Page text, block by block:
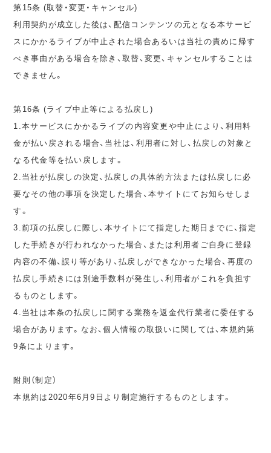
第15条 (取替・変更・キャンセル)
利用契約が成立した後は、配信コンテンツの元となる本サービ
スにかかるライブが中止された場合あるいは当社の責めに帰す
べき事由がある場合を除き、取替、変更、キャンセルすることは
できません。
第16条 (ライブ中止等による払戻し)
1.本サービスにかかるライブの内容変更や中止により、利用料
金が払い戻される場合、当社は、利用者に対し、払戻しの対象と
なる代金等を払い戻します。
2.当社が払戻しの決定、払戻しの具体的方法または払戻しに必
要なその他の事項を決定した場合、本サイトにてお知らせしま
す。
3.前項の払戻しに際し、本サイトにて指定した期日までに、指定
した手続きが行われなかった場合、または利用者ご自身に登録
内容の不備、誤り等があり、払戻しができなかった場合、再度の
払戻し手続きには別途手数料が発生し、利用者がこれを負担す
るものとします。
4.当社は本条の払戻しに関する業務を返金代行業者に委任する
場合があります。なお、個人情報の取扱いに関しては、本規約第
9条によります。
附則（制定）
本規約は2020年6月9日より制定施行するものとします。